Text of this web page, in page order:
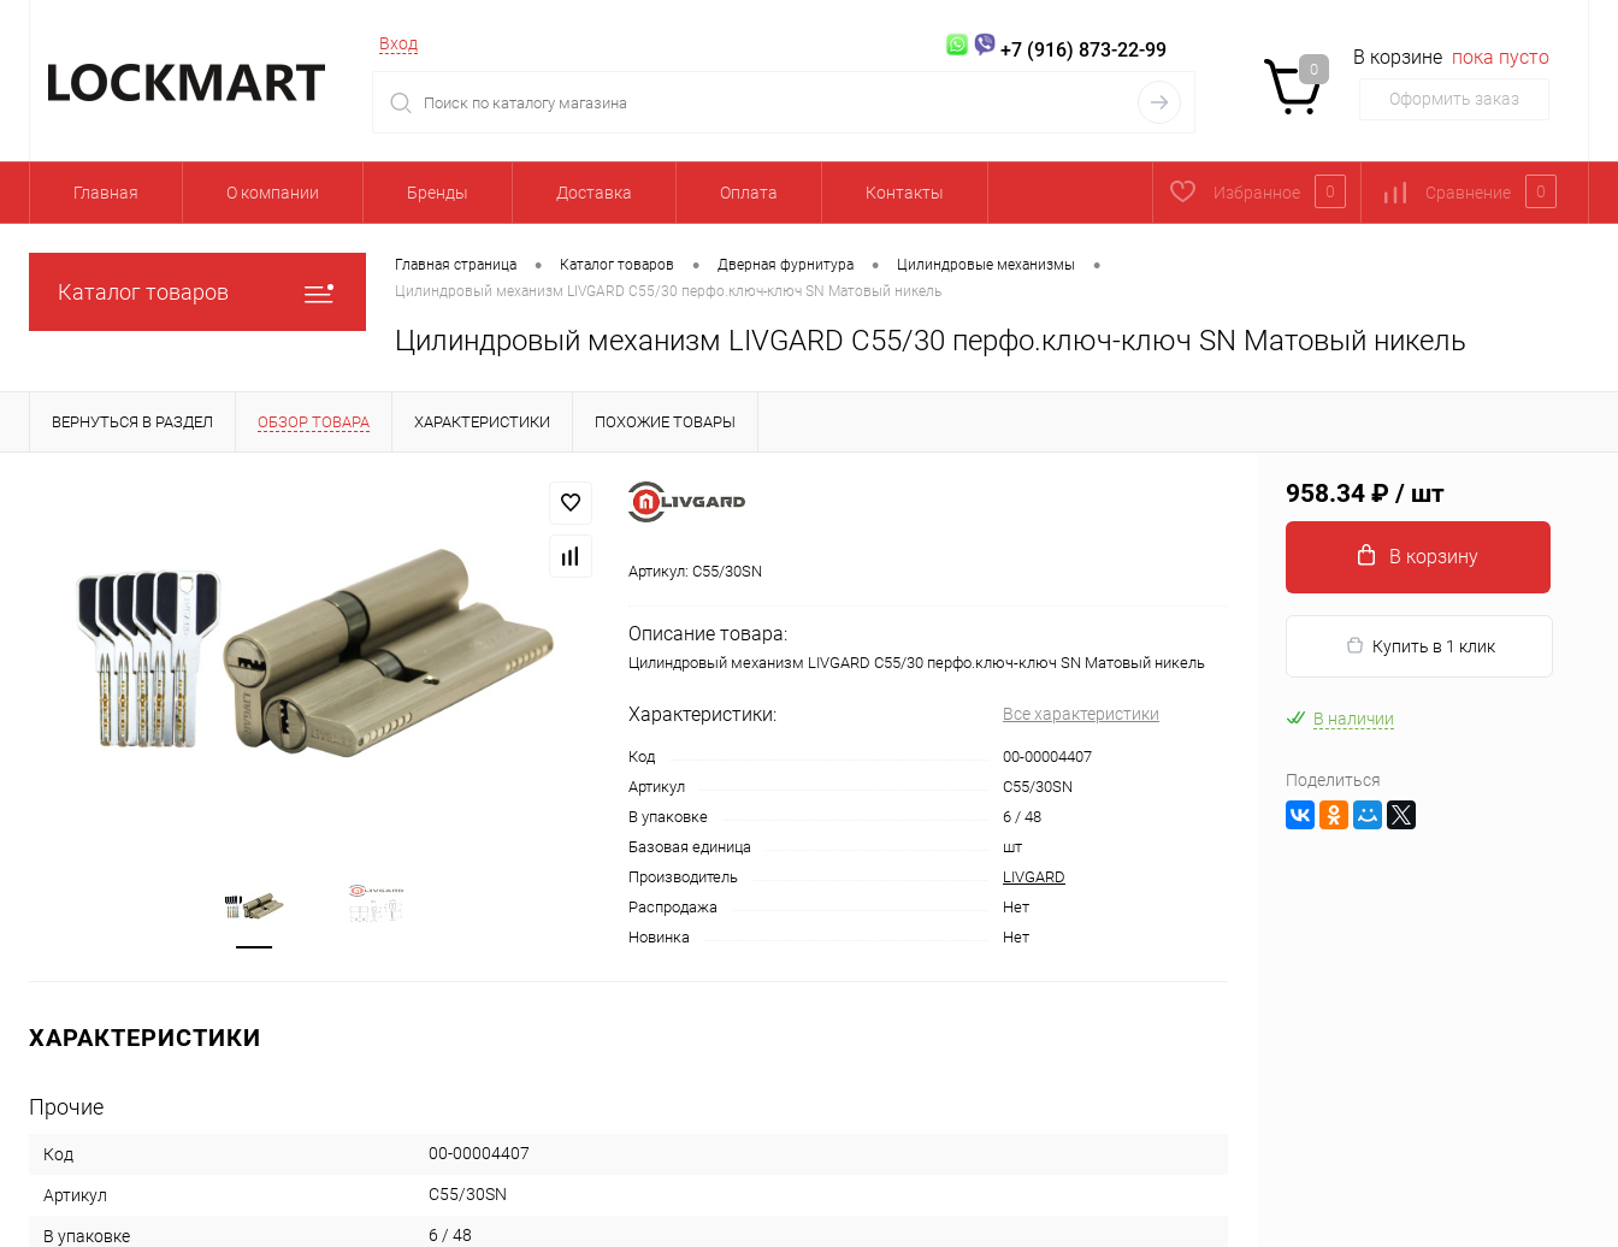
Вход +7 (916) 873-22-99
0
В корзине пока пусто
Оформить заказ
Главная О компании Бренды Доставка Оплата Контакты Избранное 0 Сравнение 0
Каталог товаров
Главная страница • Каталог товаров • Дверная фурнитура • Цилиндровые механизмы •
Цилиндровый механизм LIVGARD C55/30 перфо.ключ-ключ SN Матовый никель
Цилиндровый механизм LIVGARD C55/30 перфо.ключ-ключ SN Матовый никель
ВЕРНУТЬСЯ В РАЗДЕЛ ОБЗОР ТОВАРА ХАРАКТЕРИСТИКИ ПОХОЖИЕ ТОВАРЫ
Артикул: C55/30SN
Описание товара:
Цилиндровый механизм LIVGARD C55/30 перфо.ключ-ключ SN Матовый никель
Характеристики: Все характеристики
Код
00-00004407
Артикул
C55/30SN
В упаковке
6 / 48
Базовая единица
шт
Производитель
LIVGARD
Распродажа
Нет
Новинка
Нет
ХАРАКТЕРИСТИКИ
Прочие
Код 00-00004407
Артикул C55/30SN
В упаковке 6 / 48
958.34 ₽ / шт
В корзину
Купить в 1 клик
В наличии
Поделиться